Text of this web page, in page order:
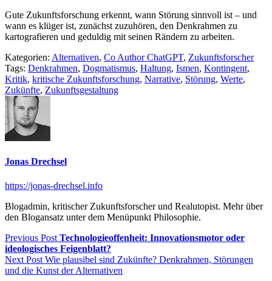
Gute Zukunftsforschung erkennt, wann Störung sinnvoll ist – und
wann es klüger ist, zunächst zuzuhören, den Denkrahmen zu
kartografieren und geduldig mit seinen Rändern zu arbeiten.
Kategorien: Alternativen, Co Author ChatGPT, Zukunftsforscher
Tags: Denkrahmen, Dogmatismus, Haltung, Ismen, Kontingent,
Kritik, kritische Zukunftsforschung, Narrative, Störung, Werte,
Zukünfte, Zukunftsgestaltung
Jonas Drechsel
https://jonas-drechsel.info
Blogadmin, kritischer Zukunftsforscher und Realutopist. Mehr über
den Blogansatz unter dem Menüpunkt Philosophie.
Beitragsnavigation
Previous Post Previous
post:
Technologieoffenheit: Innovationsmotor oder
ideologisches Feigenblatt?
Next Post Next
post:
Wie plausibel sind Zukünfte? Denkrahmen, Störungen
und die Kunst der Alternativen